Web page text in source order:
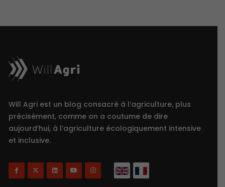
Will Agri est un blog consacré à l’agriculture, plus
précisément, comme on a coutume de dire
aujourd’hui, à l’agriculture écologiquement intensive
et inclusive.